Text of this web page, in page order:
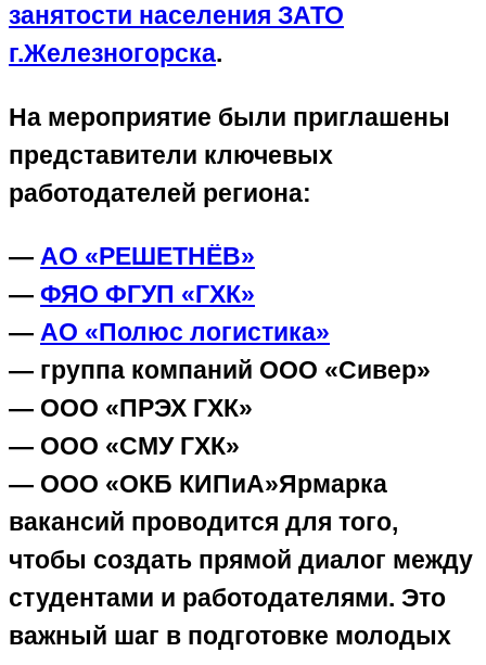
занятости населения ЗАТО
г.Железногорска.
На мероприятие были приглашены
представители ключевых
работодателей региона:
— АО «РЕШЕТНЁВ»
— ФЯО ФГУП «ГХК»
— АО «Полюс логистика»
— группа компаний ООО «Сивер»
— ООО «ПРЭХ ГХК»
— ООО «СМУ ГХК»
— ООО «ОКБ КИПиА»Ярмарка
вакансий проводится для того,
чтобы создать прямой диалог между
студентами и работодателями. Это
важный шаг в подготовке молодых